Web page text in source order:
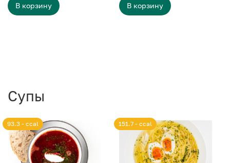
В корзину В корзину
Супы
93.3 - ccal 151.7 - ccal